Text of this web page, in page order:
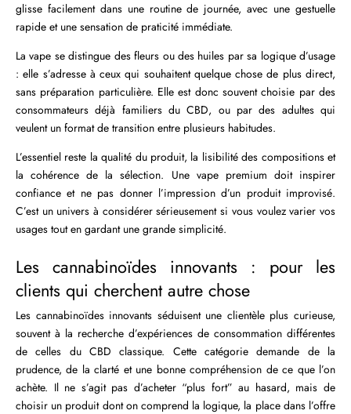
glisse facilement dans une routine de journée, avec une gestuelle
rapide et une sensation de praticité immédiate.
La vape se distingue des fleurs ou des huiles par sa logique d’usage
: elle s’adresse à ceux qui souhaitent quelque chose de plus direct,
sans préparation particulière. Elle est donc souvent choisie par des
consommateurs déjà familiers du CBD, ou par des adultes qui
veulent un format de transition entre plusieurs habitudes.
L’essentiel reste la qualité du produit, la lisibilité des compositions et
la cohérence de la sélection. Une vape premium doit inspirer
confiance et ne pas donner l’impression d’un produit improvisé.
C’est un univers à considérer sérieusement si vous voulez varier vos
usages tout en gardant une grande simplicité.
Les cannabinoïdes innovants : pour les
clients qui cherchent autre chose
Les cannabinoïdes innovants séduisent une clientèle plus curieuse,
souvent à la recherche d’expériences de consommation différentes
de celles du CBD classique. Cette catégorie demande de la
prudence, de la clarté et une bonne compréhension de ce que l’on
achète. Il ne s’agit pas d’acheter “plus fort” au hasard, mais de
choisir un produit dont on comprend la logique, la place dans l’offre